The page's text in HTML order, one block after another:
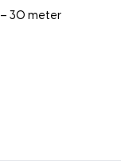
– 30 meter